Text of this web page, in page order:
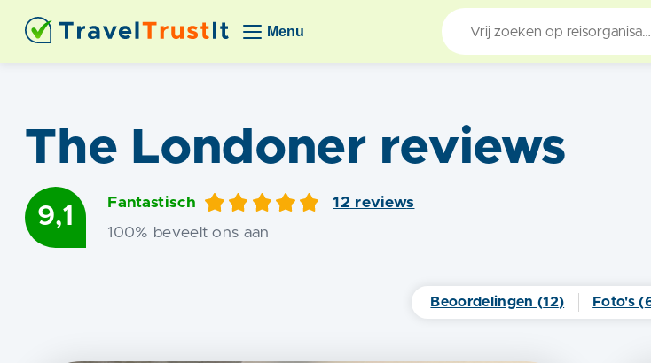
Menu
The Londonerreviews
9,1
Fantastisch 12 reviews
100% beveelt ons aan
Beoordelingen (12) Foto's (